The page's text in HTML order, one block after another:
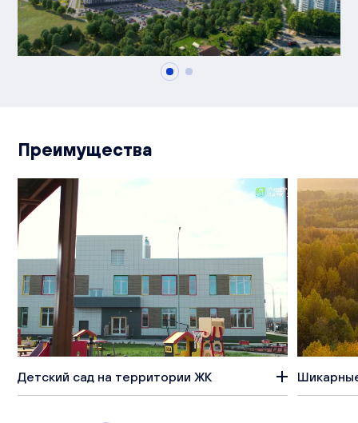
Преимущества
Детский сад на территории ЖК